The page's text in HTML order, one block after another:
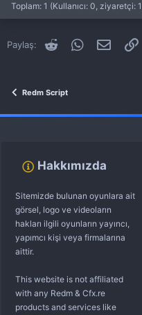
Başlatan tgemre 8
Redm Script
Toplam: 1 (Kullanıcı: 0, ziyaretçi:
Paylaş: RedditWhatsApp
E-posta
Redm Script
Hakkımızda
Sitemizde bulunan oyunlara ait
görsel, logo ve videoların
hakları ilgili oyunların yayıncı,
yapımcı kişi veya firmalarına
aittir.
This website is not affiliated
with any Redm & Cfx.re
products and services like